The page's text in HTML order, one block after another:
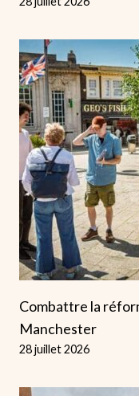
Combattre la
Manchester
28 juillet 2026